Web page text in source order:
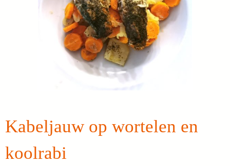
Kabeljauw op wortelen en
koolrabi